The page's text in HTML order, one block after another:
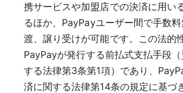
携サービスや加盟店での決済に用い
るほか、PayPayユーザー間で手数
渡、譲り受けが可能です。この法的
PayPayが発行する前払式支払手段
する法律第3条第1項）であり、
済に関する法律第14条の規定に基づ